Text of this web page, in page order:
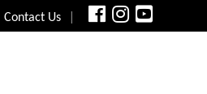
Contact Us|